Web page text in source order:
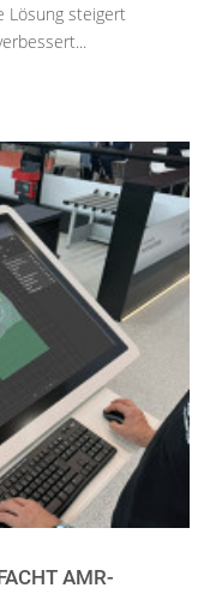
Lösung steigert
AMR-